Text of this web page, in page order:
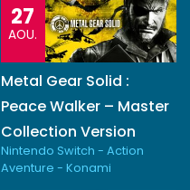
27
AOU.
Metal Gear Solid :
Peace Walker – Master
Collection Version
Nintendo Switch - Action
Aventure - Konami